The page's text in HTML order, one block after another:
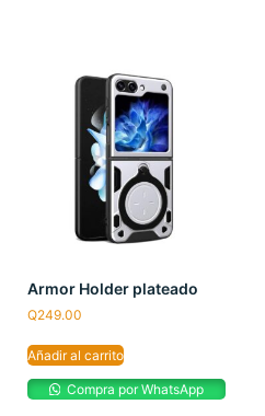
Armor Holder plateado
Q249.00
Añadir al carrito
Compra por WhatsApp